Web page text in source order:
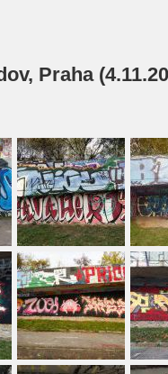
Praha